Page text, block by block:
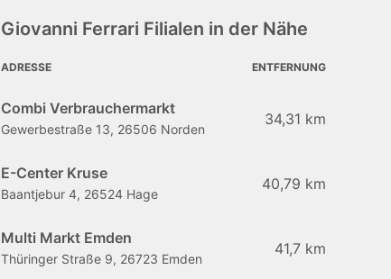
Giovanni Ferrari Filialen in der Nähe
ADRESSE ENTFERNUNG
Combi Verbrauchermarkt
Gewerbestraße 13, 26506 Norden
34,31 km
E-Center Kruse
Baantjebur 4, 26524 Hage
40,79 km
Multi Markt Emden
Thüringer Straße 9, 26723 Emden
41,7 km